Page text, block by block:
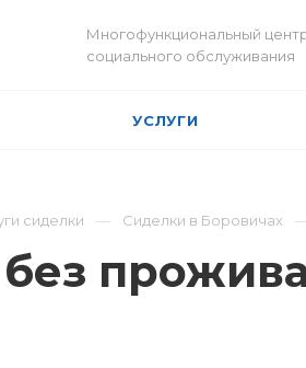
Многофункциональный
социального обслуживания
УСЛУГИ
сиделки Сиделки в Боровичах